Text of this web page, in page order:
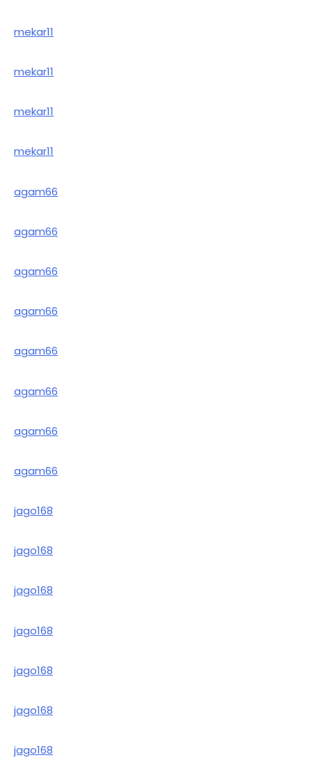
mekar11
mekar11
mekar11
mekar11
agam66
agam66
agam66
agam66
agam66
agam66
agam66
agam66
jago168
jago168
jago168
jago168
jago168
jago168
jago168